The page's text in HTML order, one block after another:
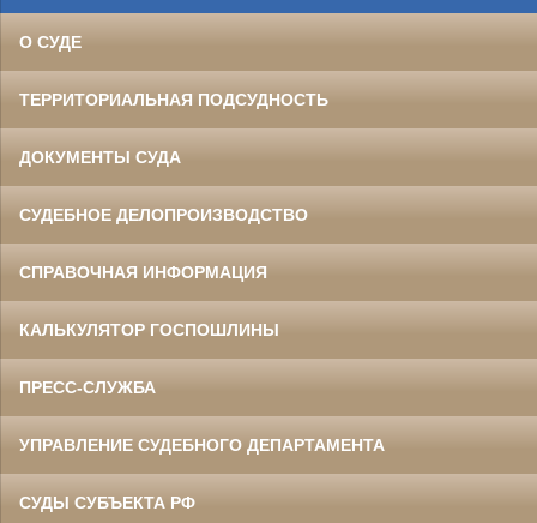
О СУДЕ
ТЕРРИТОРИАЛЬНАЯ ПОДСУДНОСТЬ
ДОКУМЕНТЫ СУДА
СУДЕБНОЕ ДЕЛОПРОИЗВОДСТВО
СПРАВОЧНАЯ ИНФОРМАЦИЯ
КАЛЬКУЛЯТОР ГОСПОШЛИНЫ
ПРЕСС-СЛУЖБА
УПРАВЛЕНИЕ СУДЕБНОГО ДЕПАРТАМЕНТА
СУДЫ СУБЪЕКТА РФ